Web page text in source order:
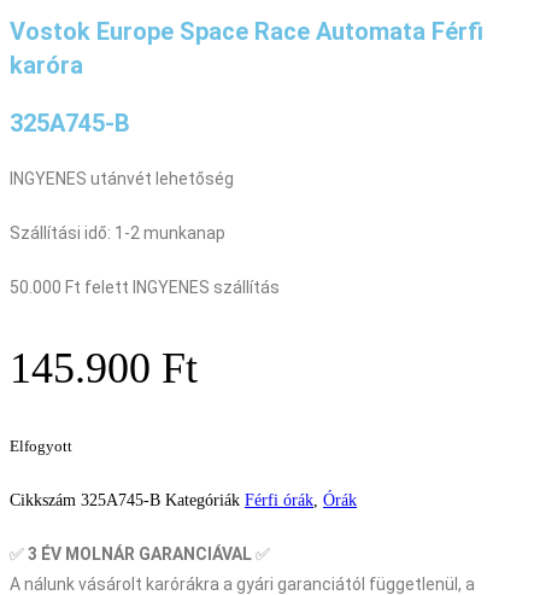
Vostok Europe Space Race Automata Férfi
karóra
325A745-B
INGYENES utánvét lehetőség
Szállítási idő: 1-2 munkanap
50.000 Ft felett INGYENES szállítás
145.900 Ft
Elfogyott
Cikkszám 325A745-B Kategóriák Férfi órák Órák
✅3 ÉV MOLNÁR GARANCIÁVAL✅
A nálunk vásárolt karórákra a gyári garanciától függetlenül, a